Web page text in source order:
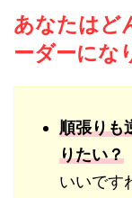
あなたはど
ーダーにな
順張りも
りたい？
いいです